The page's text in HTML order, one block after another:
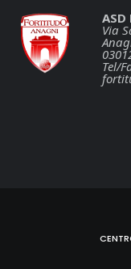
ASD
Via
Tel/